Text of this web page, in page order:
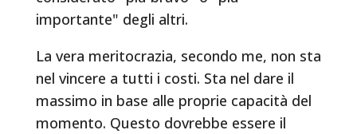
importante" degli altri.
La vera meritocrazia, secondo me, non sta
nel vincere a tutti i costi. Sta nel dare il
massimo in base alle proprie capacità del
momento. Questo dovrebbe essere il